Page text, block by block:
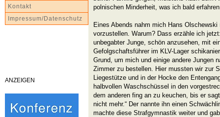
Kontakt
Impressum/Datenschutz
ANZEIGEN
polnischen Minderheit, was ich bald
Eines Abends nahm mich Hans
vorzustellen. Warum? Dass erzähle ich
unbegabter Junge, schön anzusehen, mit
Gefolgschaftsführer im KLV-Lager
Grund, um mich und einige andere Jungen
Zimmer zu bestellen. Hier mussten wir zur
Liegestütze und in der Hocke den
halbvollen Waschschüssel in den
dem anderen fing an zu keuchen, bis er
nicht mehr.“ Der nannte ihn einen
machte diese Strafgymnastik weiter und